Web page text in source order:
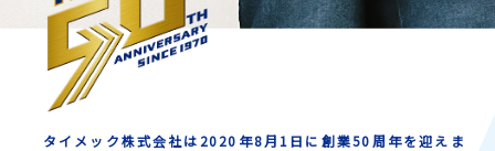
タイメック株式会社は2020年8月1日に創業50周年を迎えま